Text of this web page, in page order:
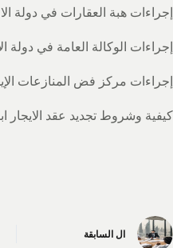
إجراءات هبة العقارات في دولة
إجراءات الوكالة العامة في دولة
إجراءات مركز فض المنازعات
كيفية وشروط تجديد عقد الايجار
ال السابقة